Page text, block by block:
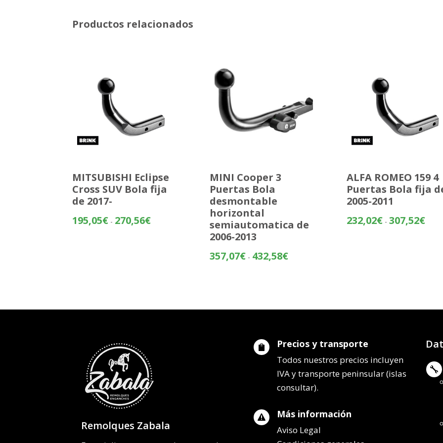
Productos relacionados
MITSUBISHI Eclipse
Cross SUV Bola fija
de 2017-
195,05€ - 270,56€Rango
MINI Cooper 3
Puertas Bola
desmontable
horizontal
semiautomatica de
2006-2013
357,07€ - 432,58€Rango
hasta
ALFA ROMEO 159 4
Puertas Bola fija
2005-2011
232,02€ - 307,52€
Remolques Zabala
 Precios y transporte
Todos nuestros precios incluyen
IVA y transporte peninsular (islas
consultar).
 Más información
Aviso Legal
